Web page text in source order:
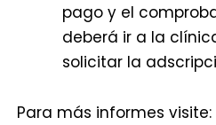
pago y el
deberá ir a la
solicitar la
Para más informes visite: